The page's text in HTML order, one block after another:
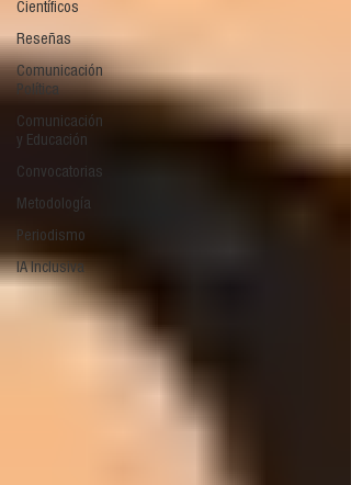
Científicos
Reseñas
Comunicación
Política
Comunicación
y Educación
Convocatorias
Metodología
Periodismo
IA Inclusiva